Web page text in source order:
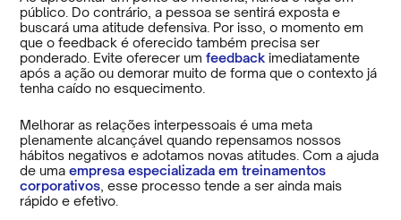
público. Do contrário, a pessoa se sentirá exposta e
buscará uma atitude defensiva. Por isso, o momento em
que o feedback é oferecido também precisa ser
ponderado. Evite oferecer um feedback imediatamente
após a ação ou demorar muito de forma que o contexto já
tenha caído no esquecimento.
Melhorar as relações interpessoais é uma meta
plenamente alcançável quando repensamos nossos
hábitos negativos e adotamos novas atitudes. Com a ajuda
de umaempresa especializada em treinamentos
corporativos , esse processo tende a ser ainda mais
rápido e efetivo.